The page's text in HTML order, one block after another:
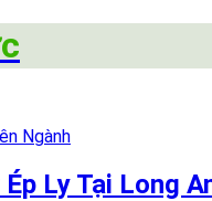
Ngành
Ly Tại Long